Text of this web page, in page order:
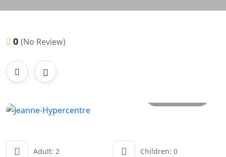
0 (No Review)
Adult: 2 Children: 0